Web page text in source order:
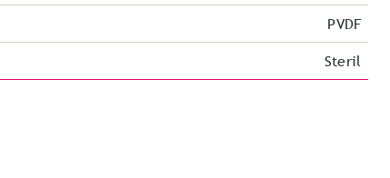
PVDF
Steril